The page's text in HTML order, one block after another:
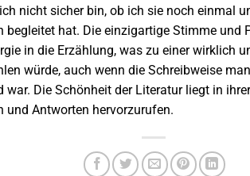
nicht sicher bin, ob ich sie noch einmal
begleitet hat. Die einzigartige Stimme und
in die Erzählung, was zu einer wirklich
würde, auch wenn die Schreibweise
Die Schönheit der Literatur liegt in
und Antworten hervorzurufen.